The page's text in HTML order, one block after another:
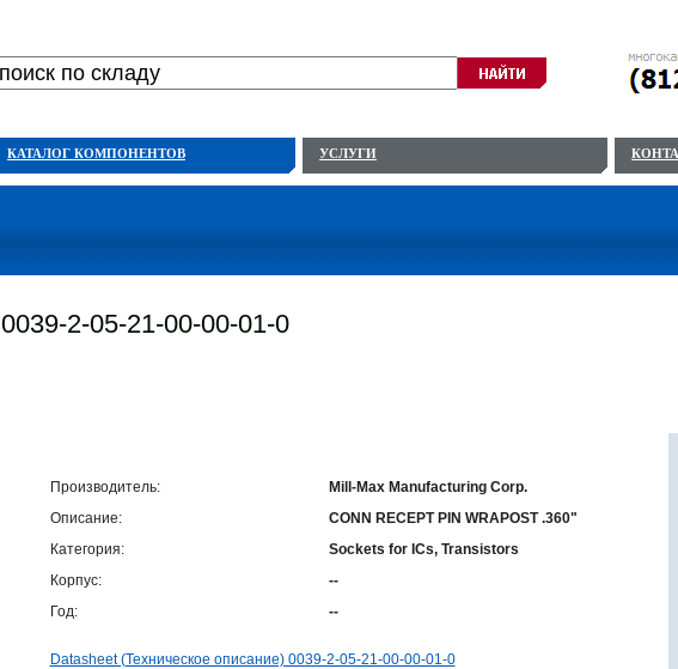
КАТАЛОГ КОМПОНЕНТОВ УСЛУГИ
0039-2-05-21-00-00-01-0
Производитель: Mill-Max Manufacturing Corp.
Описание:
CONN RECEPT PIN WRAPOST .360"
Категория:
Sockets for ICs, Transistors
Корпус:
--
Год:
--
Datasheet (Техническое описание) 0039-2-05-21-00-00-01-0